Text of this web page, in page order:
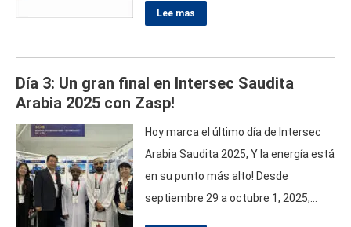
Los estudios de la Organización
accidentes de tránsito causan más
que1.19millones de muertes cada
año ,pero infraestructura efectiva
incluyendo barreras ,puede reducir las
muertes hasta 30%. Estas barreras
redirigen vehículos,absorber la
energía de impacto,y…
Lee mas
Día 3: Un gran final en Intersec Saudita
Arabia 2025 con Zasp!
Hoy marca el último día de Intersec
Arabia Saudita 2025, Y la energía está
en su punto más alto! Desde
septiembre 29 a octubre 1, 2025,